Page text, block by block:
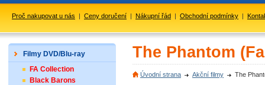
Proč nakupovat u nás | Ceny doručení | Nákupní řád | Obchodní podmínky |
Filmy DVD/Blu-ray
FA Collection
Black Barons
The Phantom
Úvodní strana Akční filmy The